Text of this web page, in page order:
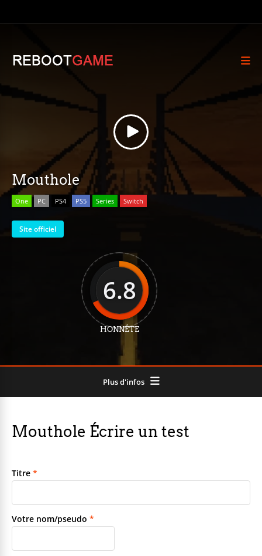
Mouthole
One PC PS4 PS5 Series Switch
Site officiel
6.8
HONNÊTE
Plus d'infos
Mouthole Écrire un test
Titre *
Votre nom/pseudo *